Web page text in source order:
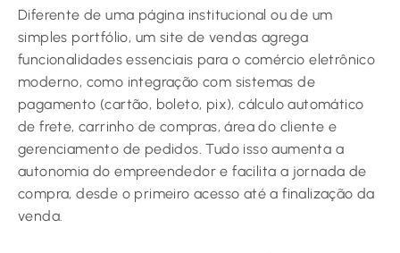
Diferente de uma página institucional ou de um
simples portfólio, um site de vendas agrega
funcionalidades essenciais para o comércio eletrônico
moderno, como integração com sistemas de
pagamento (cartão, boleto, pix), cálculo automático
de frete, carrinho de compras, área do cliente e
gerenciamento de pedidos. Tudo isso aumenta a
autonomia do empreendedor e facilita a jornada de
compra, desde o primeiro acesso até a finalização da
venda.